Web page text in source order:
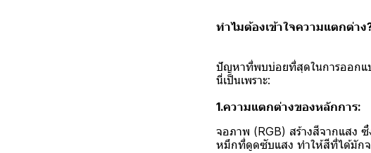
ทำไมต้องเข้าใจความแตกต่า
ปัญหาที่พบบ่อยที่สุดในการออกแ
นี่เป็นเพราะ:
1.ความแตกต่างของหลักการ:
จอภาพ (RGB) สร้างสีจากแสง
หมึกที่ดูดซับแสง ทำให้สีที่ได้มัก